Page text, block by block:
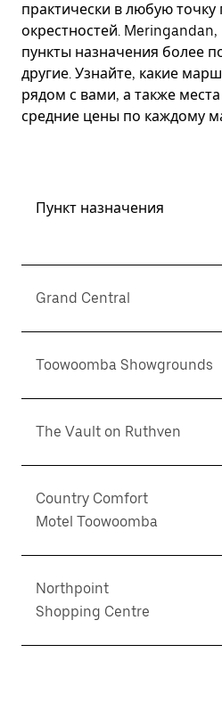
практически в любую точку
окрестностей.
пункты назначения более
другие. Узнайте, какие
рядом с вами, а также
средние цены по каждому
Пункт назначения
Grand Central
Toowoomba Showgrounds
The Vault on Ruthven
Country Comfort
Motel Toowoomba
Northpoint
Shopping Centre